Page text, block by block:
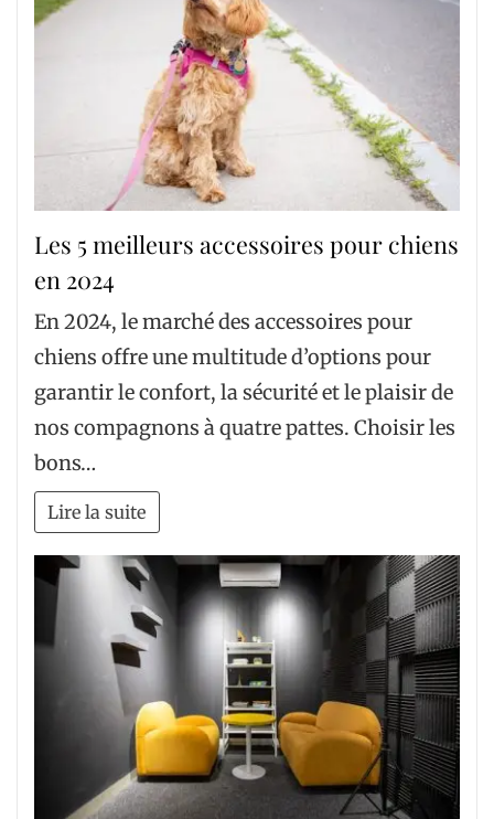
Les 5 meilleurs accessoires pour chiens
en 2024
En 2024, le marché des accessoires pour
chiens offre une multitude d’options pour
garantir le confort, la sécurité et le plaisir de
nos compagnons à quatre pattes. Choisir les
bons…
Lire la suite